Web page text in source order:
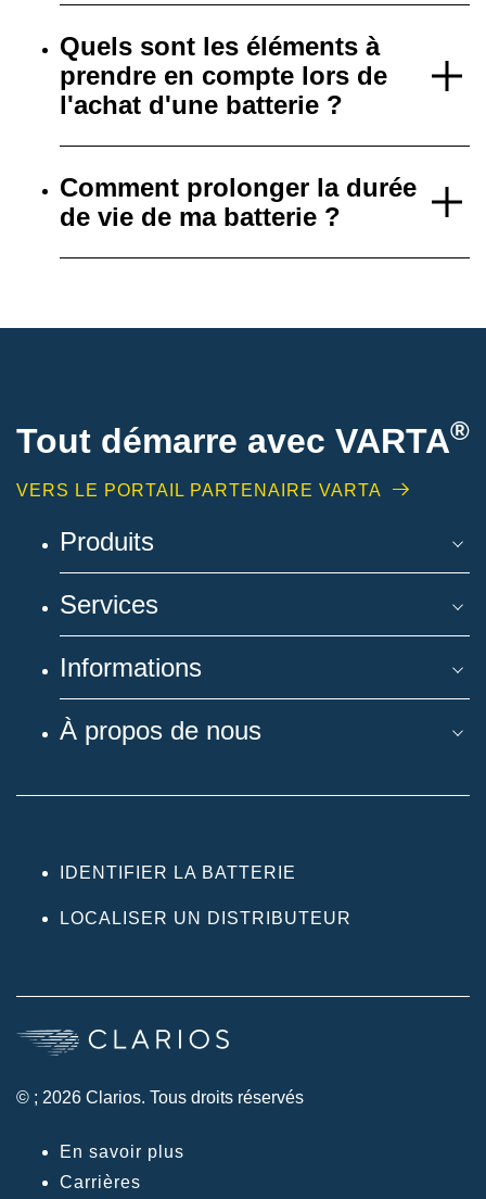
Quels sont les éléments à
prendre en compte lors de
l'achat d'une batterie ?
Comment prolonger la durée
de vie de ma batterie ?
Tout démarre avec VARTA®
VERS LE PORTAIL PARTENAIRE VARTA
Produits
Services
Informations
À propos de nous
IDENTIFIER LA BATTERIE
LOCALISER UN DISTRIBUTEUR
© ; 2026 Clarios. Tous droits réservés
En savoir plus
Carrières